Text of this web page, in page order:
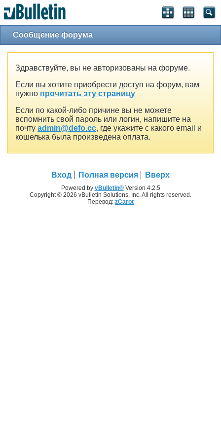
Сообщение форума
Здравствуйте, вы не авторизованы на форуме.
Если вы хотите приобрести доступ на форум, вам
нужно прочитать эту страницу
Если по какой-либо причине вы не можете
вспомнить свой пароль или логин, напишите на
почту admin@defo.cc, где укажите с какого email и
кошелька была произведена оплата.
Вход Полная версия Вверх
Powered by vBulletin®Version 4.2.5
Copyright © 2026 vBulletin Solutions, Inc. All rights reserved.
Перевод: zCarot